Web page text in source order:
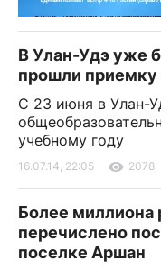
В Улан-Удэ уже
прошли приемку
С 23 июня в Улан-
учебному году
16.07.14, 22:05 2078
Более миллиона
перечислено
поселке Аршан